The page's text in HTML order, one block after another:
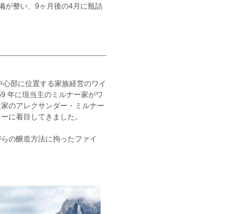
が整い、9ヶ月後の4月に瓶詰
部に位置する家族経営のワイ
年に現当主のミルナー家がワ
のアレクサンダー・ミルナー
に着目してきました。
の醸造方法に拘ったファイ